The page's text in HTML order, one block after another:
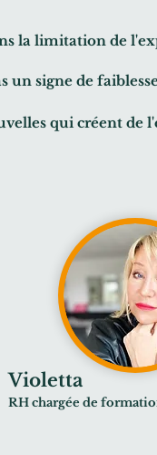
la limitation de
un signe de
qui créent de
Violetta
RH chargée de